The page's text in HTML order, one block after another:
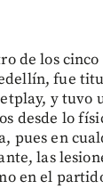
de los
fue
y tuvo
desde lo
pues en
las
en el